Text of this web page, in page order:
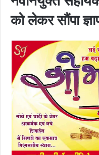
को लेकर सौंपा